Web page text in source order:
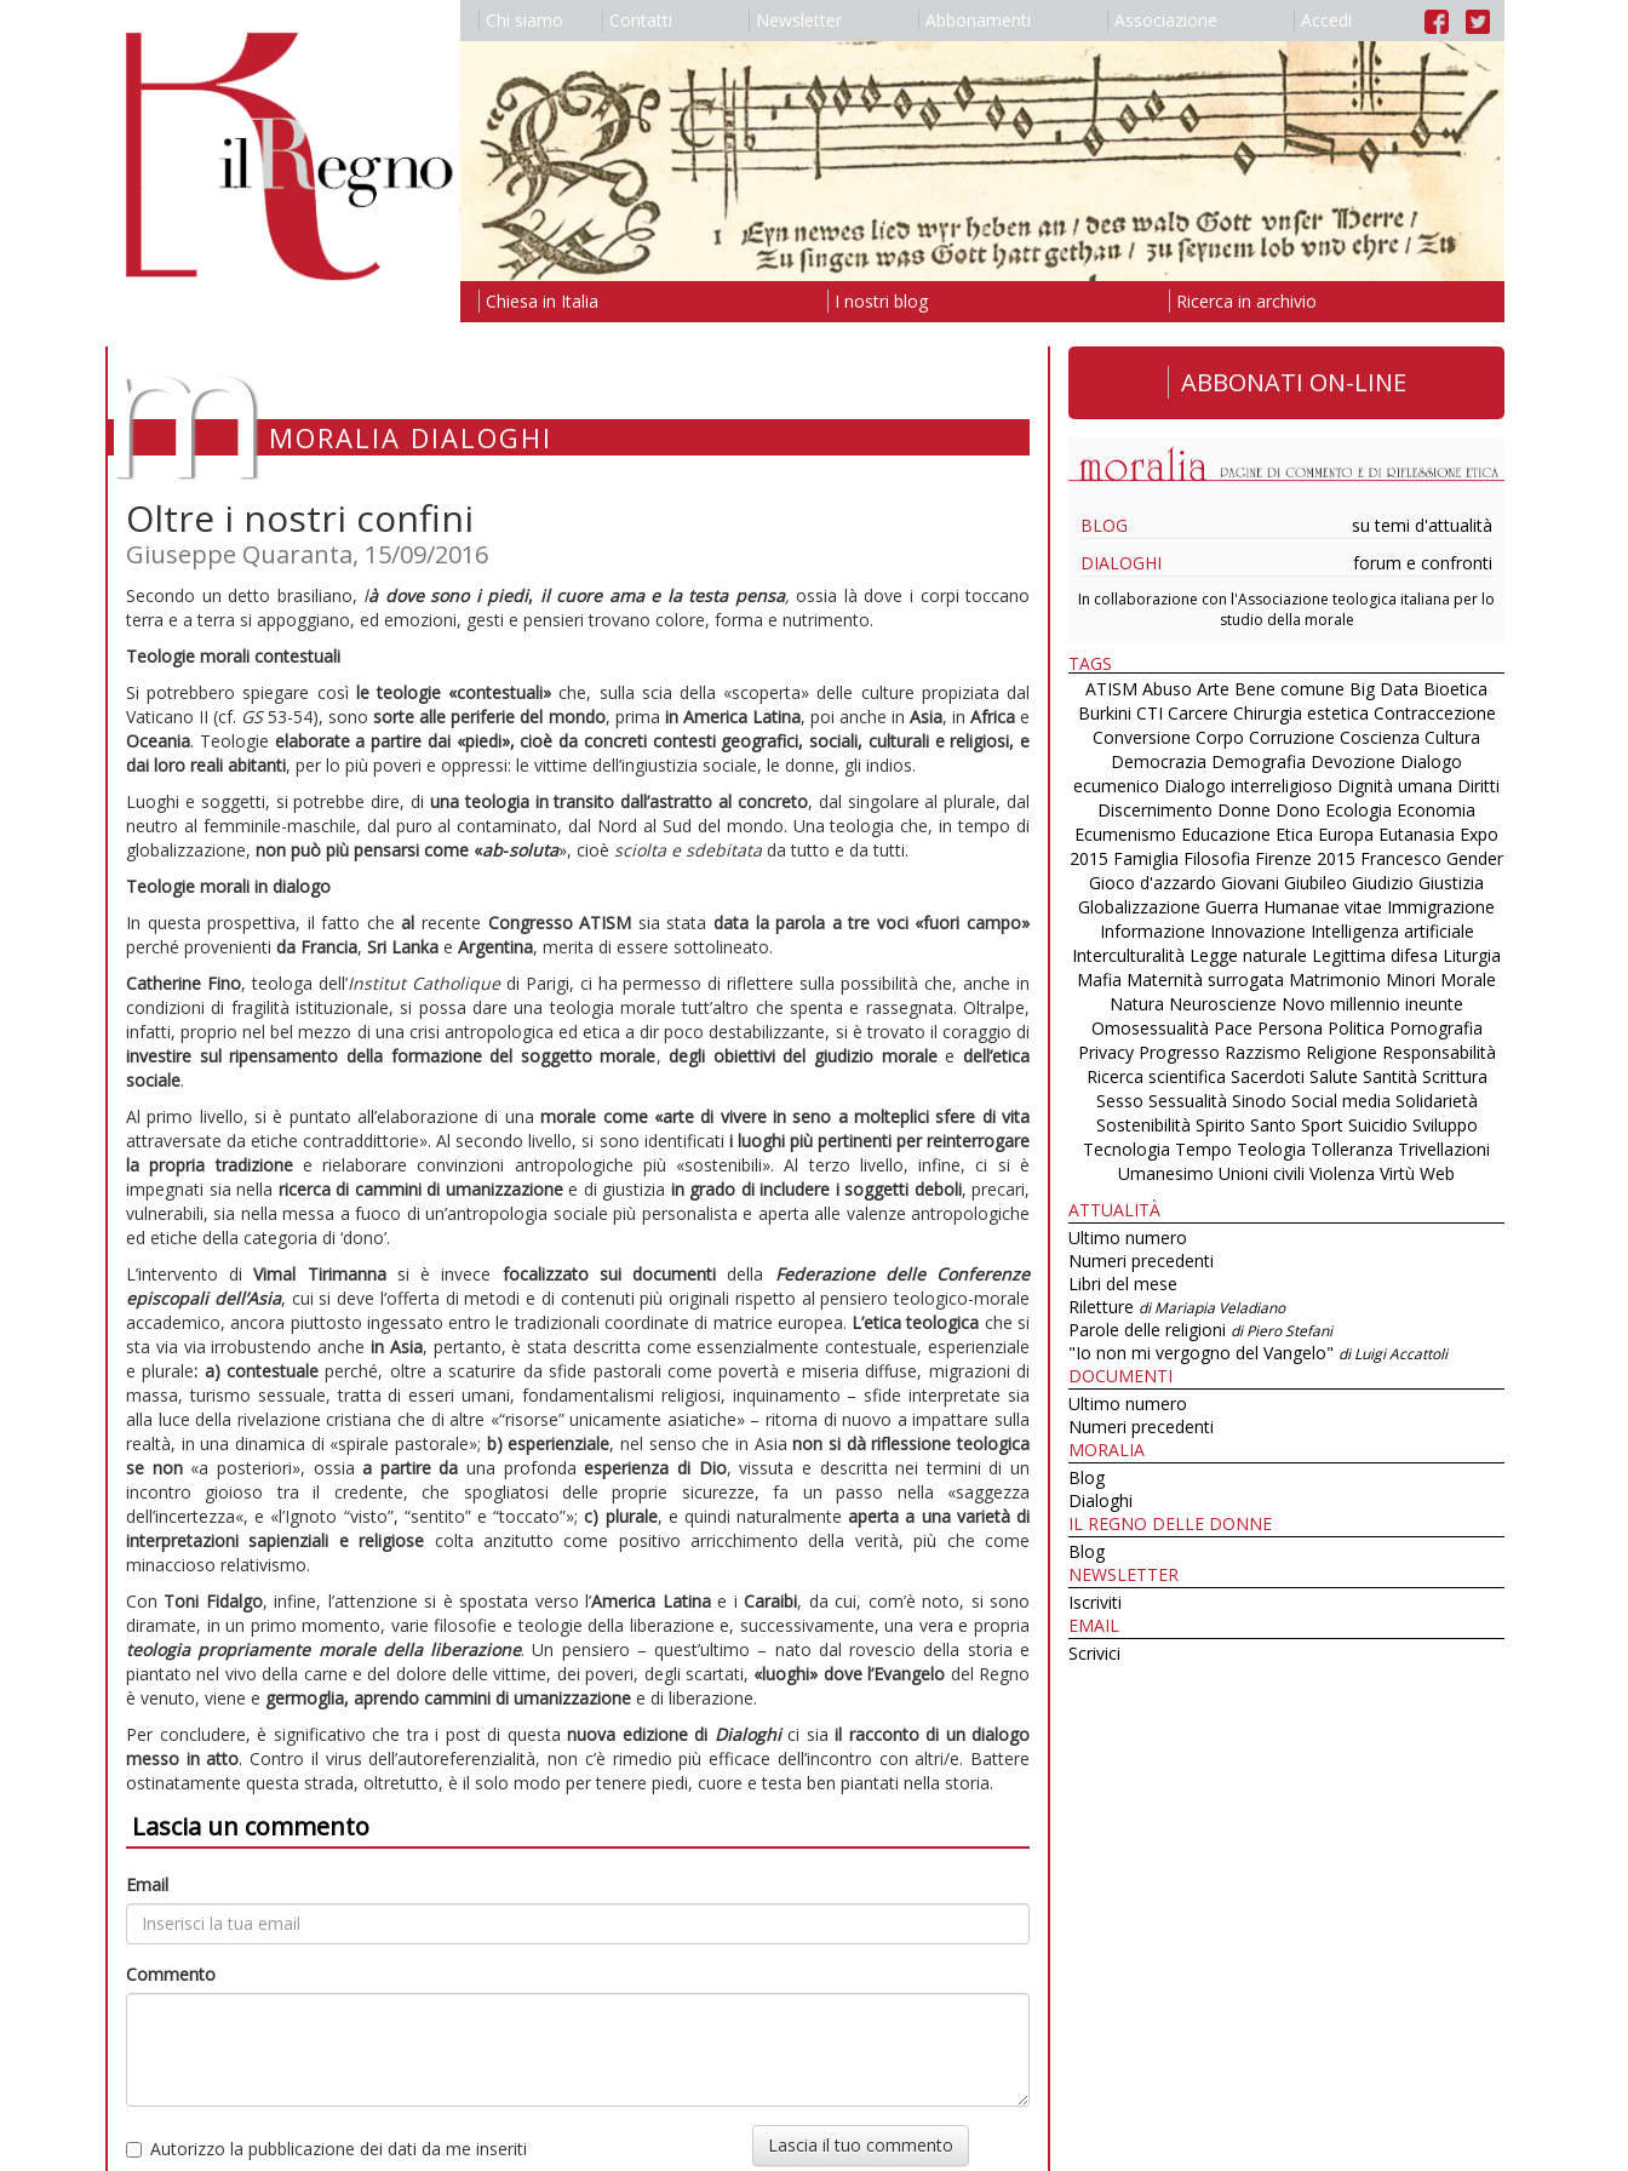
Chi siamo Contatti Newsletter Abbonamenti Associazione Accedi
Chiesa in Italia I nostri blog Ricerca in archivio
mMORALIA DIALOGHI
Oltre i nostri confini
Giuseppe Quaranta, 15/09/2016
Secondo un detto brasiliano, là dove sono i piedi, il cuore ama e la testa pensa, ossia là dove i corpi toccano
terra e a terra si appoggiano, ed emozioni, gesti e pensieri trovano colore, forma e nutrimento.
Teologie morali contestuali
Si potrebbero spiegare così le teologie «contestuali» che, sulla scia della «scoperta» delle culture propiziata dal
Vaticano II (cf. GS53-54), sonosorte alle periferie del mondo, prima in America Latina, poi anche in Asia, inAfrica e
Oceania. Teologie elaborate a partire dai «piedi», cioè da concreti contesti geografici, sociali, culturali e religiosi, e
dai loro reali abitanti, per lo più poveri e oppressi: le vittime dell’ingiustizia sociale, le donne, gli indios.
Luoghi e soggetti, si potrebbe dire, di una teologia in transito dall’astratto al concreto, dal singolare al plurale, dal
neutro al femminile-maschile, dal puro al contaminato, dal Nord al Sud del mondo. Una teologia che, in tempo di
globalizzazione, non può più pensarsi come «ab-soluta», cioè sciolta e sdebitata da tutto e da tutti.
Teologie morali in dialogo
In questa prospettiva, il fatto chealrecente Congresso ATISM sia stata data la parola a tre voci «fuori campo»
perché provenienti da Francia, Sri Lanka e Argentina, merita di essere sottolineato.
Catherine Fino, teologa dell’Institut Catholiquedi Parigi, ci ha permesso di riflettere sulla possibilità che, anche in
condizioni di fragilità istituzionale, si possa dare una teologia morale tutt’altro che spenta e rassegnata. Oltralpe,
infatti, proprio nel bel mezzo di una crisi antropologica ed etica a dir poco destabilizzante, si è trovato il coraggio di
investire sul ripensamento della formazione del soggetto morale,degli obiettivi del giudizio moraleedell’etica
sociale.
Al primo livello, si è puntato all’elaborazione di unamorale come «arte di vivere in seno a molteplici sfere di vita
attraversate da etiche contraddittorie». Al secondo livello, si sono identificati i luoghi più pertinenti per reinterrogare
la propria tradizione e rielaborare convinzioni antropologiche più «sostenibili». Al terzo livello, infine, ci si è
impegnati sia nella ricerca di cammini di umanizzazione e di giustizia in grado di includere i soggetti deboli, precari,
vulnerabili, sia nella messa a fuoco di un’antropologia sociale più personalista e aperta alle valenze antropologiche
ed etiche della categoria di ‘dono’.
L’intervento diVimal Tirimannasi è invece focalizzato sui documenti della Federazione delle Conferenze
episcopali dell’Asia, cui si deve l’offerta di metodi e di contenuti più originali rispetto al pensiero teologico-morale
accademico, ancora piuttosto ingessato entro le tradizionali coordinate di matrice europea. L’etica teologica che si
sta via via irrobustendo anche in Asia, pertanto, è stata descritta come essenzialmente contestuale, esperienziale
e plurale: a) contestuale perché, oltre a scaturire da sfide pastorali come povertà e miseria diffuse, migrazioni di
massa, turismo sessuale, tratta di esseri umani, fondamentalismi religiosi, inquinamento – sfide interpretate sia
alla luce della rivelazione cristiana che di altre «“risorse” unicamente asiatiche» – ritorna di nuovo a impattare sulla
realtà, in una dinamica di «spirale pastorale»; b) esperienziale, nel senso che in Asianon si dà riflessione teologica
se non «a posteriori», ossiaa partire da una profondaesperienza di Dio, vissuta e descritta nei termini di un
incontro gioioso tra il credente, che spogliatosi delle proprie sicurezze, fa un passo nella «saggezza
dell’incertezza«, e «l’Ignoto “visto”, “sentito” e “toccato”»;c) plurale, e quindi naturalmenteaperta a una varietà di
interpretazioni sapienziali e religiose colta anzitutto come positivo arricchimento della verità, più che come
minaccioso relativismo.
Con Toni Fidalgo, infine, l’attenzione si è spostata verso l’America Latinae iCaraibi, da cui, com’è noto, si sono
diramate, in un primo momento, varie filosofie e teologie della liberazione e, successivamente, una vera e propria
teologia propriamente morale della liberazione. Un pensiero – quest’ultimo – nato dal rovescio della storia e
piantato nel vivo della carne e del dolore delle vittime, dei poveri, degli scartati, «luoghi» dove l’Evangelo del Regno
è venuto, viene e germoglia, aprendo cammini di umanizzazione e di liberazione.
Per concludere, è significativo che tra i post di questa nuova edizione di Dialoghi ci sia il racconto di un dialogo
messo in atto. Contro il virus dell’autoreferenzialità, non c’è rimedio più efficace dell’incontro con altri/e. Battere
ostinatamente questa strada, oltretutto, è il solo modo per tenere piedi, cuore e testa ben piantati nella storia.
Lascia un commento
Email
Commento
Autorizzo la pubblicazione dei dati da me inseriti Lascia il tuo commento
ABBONATI ON-LINE
BLOG
su temi d'attualità
DIALOGHI
forum e confronti
In collaborazione con l'Associazione teologica italiana per lo
studio della morale
TAGS
ATISM Abuso Arte Bene comune Big Data Bioetica
Burkini CTI Carcere Chirurgia estetica Contraccezione
Conversione Corpo Corruzione Coscienza Cultura
Democrazia Demografia Devozione Dialogo
ecumenico Dialogo interreligioso Dignità umana Diritti
Discernimento Donne Dono Ecologia Economia
Ecumenismo Educazione Etica Europa Eutanasia Expo
2015 Famiglia Filosofia Firenze 2015 Francesco Gender
Gioco d'azzardo Giovani Giubileo Giudizio Giustizia
Globalizzazione Guerra Humanae vitae Immigrazione
Informazione Innovazione Intelligenza artificiale
Interculturalità Legge naturale Legittima difesa Liturgia
Mafia Maternità surrogata Matrimonio Minori Morale
Natura Neuroscienze Novo millennio ineunte
Omosessualità Pace Persona Politica Pornografia
Privacy Progresso Razzismo Religione Responsabilità
Ricerca scientifica Sacerdoti Salute Santità Scrittura
Sesso Sessualità Sinodo Social media Solidarietà
Sostenibilità Spirito Santo Sport Suicidio Sviluppo
Tecnologia Tempo Teologia Tolleranza Trivellazioni
Umanesimo Unioni civili Violenza Virtù Web
ATTUALITÀ
Ultimo numero
Numeri precedenti
Libri del mese
Riletture di Mariapia Veladiano
Parole delle religioni di Piero Stefani
"Io non mi vergogno del Vangelo" di Luigi Accattoli
DOCUMENTI
Ultimo numero
Numeri precedenti
MORALIA
Blog
Dialoghi
IL REGNO DELLE DONNE
Blog
NEWSLETTER
Iscriviti
EMAIL
Scrivici